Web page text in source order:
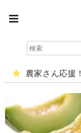
農家さん応援！